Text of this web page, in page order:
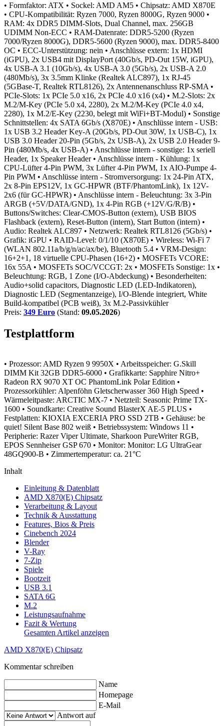
• Formfaktor: ATX • Sockel: AMD AM5 • Chipsatz: AMD X870E
• CPU-Kompatibilität: Ryzen 7000, Ryzen 8000G, Ryzen 9000 •
RAM: 4x DDR5 DIMM-Slots, Dual Channel, max. 256GB
UDIMM Non-ECC • RAM-Datenrate: DDR5-5200 (Ryzen
7000/Ryzen 8000G), DDR5-5600 (Ryzen 9000), max. DDR5-8400
OC • ECC-Unterstützung: nein • Anschlüsse extern: 1x HDMI
(iGPU), 2x USB4 mit DisplayPort (40Gb/s, PD-Out 15W, iGPU),
4x USB-A 3.1 (10Gb/s), 4x USB-A 3.0 (5Gb/s), 2x USB-A 2.0
(480Mb/s), 3x 3.5mm Klinke (Realtek ALC897), 1x RJ-45
(5GBase-T, Realtek RTL8126), 2x Antennenanschluss RP-SMA •
PCIe-Slots: 1x PCIe 5.0 x16, 2x PCIe 4.0 x16 (x4) • M.2-Slots: 2x
M.2/M-Key (PCIe 5.0 x4, 2280), 2x M.2/M-Key (PCIe 4.0 x4,
2280), 1x M.2/E-Key (2230, belegt mit WiFi+BT-Modul) • Sonstige
Schnittstellen: 4x SATA 6Gb/s (X870E) • Anschlüsse intern - USB:
1x USB 3.2 Header Key-A (20Gb/s, PD-Out 30W, 1x USB-C), 1x
USB 3.0 Header 20-Pin (5Gb/s, 2x USB-A), 2x USB 2.0 Header 9-
Pin (480Mb/s, 4x USB-A) • Anschlüsse intern - sonstige: 1x seriell
Header, 1x Speaker Header • Anschlüsse intern - Kühlung: 1x
CPU-Lüfter 4-Pin PWM, 3x Lüfter 4-Pin PWM, 1x AIO-Pumpe 4-
Pin PWM • Anschlüsse intern - Stromversorgung: 1x 24-Pin ATX,
2x 8-Pin EPS12V, 1x GC-HPWR (BTF/PhantomLink), 1x 12V-
2x6 (für GC-HPWR) • Anschlüsse intern - Beleuchtung: 3x 3-Pin
ARGB (+5V/DATA/GND), 1x 4-Pin RGB (+12V/G/R/B) •
Buttons/Switches: Clear-CMOS-Button (extern), USB BIOS
Flashback (extern), Reset-Button (intern), Start Button (intern) •
Audio: Realtek ALC897 • Netzwerk: Realtek RTL8126 (5Gb/s) •
Grafik: iGPU • RAID-Level: 0/1/10 (X870E) • Wireless: Wi-Fi 7
(WLAN 802.11a/b/g/n/ac/ax/be), Bluetooth 5.4 • VRM-Design:
16+2+1, 18 virtuelle CPU-Phasen (16+2) • MOSFETs VCORE:
16x 55A • MOSFETs SOC/VCCGT: 2x • MOSFETs Sonstige: 1x •
Beleuchtung: RGB, 1 Zone (I/O-Abdeckung) • Besonderheiten:
Audio+solid capacitors, Diagnostic LED (LED-Indikatoren),
Diagnostic LED (Segmentanzeige), I/O-Blende integriert, White
Build-kompatibel (PCB weiß), 3x M.2-Passivkühler
Preis: 349 Euro (Stand: 09.05.2026)
Testplattform
• Prozessor: AMD Ryzen 9 9950X • Arbeitsspeicher: G.Skill
DIMM Kit 32GB DDR5-6000 • Grafikkarte: Sapphire Nitro+
Radeon RX 9070 XT OC PhantomLink Polar Edition •
Prozessorkühler: Alpenföhn Gletscherwasser 360 High Speed •
Wärmeleitpaste: ARCTIC MX-7 • Netzteil: Seasonic Prime TX-
1600 • Soundkarte: Creative Sound BlasterX AE-5 PLUS •
Festplatten: KIOXIA EXCERIA PRO SSD 2TB • Gehäuse: be
quiet! Silent Base 802 weiß • Betriebssystem: Windows 11 •
Peripherie: Razer Viper Ultimate, Sharkoon PureWriter RGB,
EPOS Sennheiser GSP 670 • Monitor: Monitor: LG UltraGear
48GQ900-B • Zimmertemperatur: ca. 21°C
Inhalt
Einleitung & Datenblatt
AMD X870(E) Chipsatz
Verarbeitung & Layout
Technik & Ausstattung
Features, Bios & Preis
Cinebench 2024
Blender
V-Ray
7-Zip
Spiele
Bootzeit
USB 3.1
SATA 6G
M.2
Leistungsaufnahme
Fazit & Wertung
Gesamten Artikel anzeigen
AMD X870(E) Chipsatz
Kommentar schreiben
Name
Homepage
E-Mail
Antwort auf